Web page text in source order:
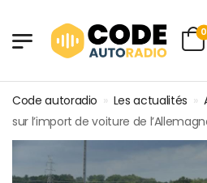
0
Code autoradio » Les actualités »
sur l’import de voiture de